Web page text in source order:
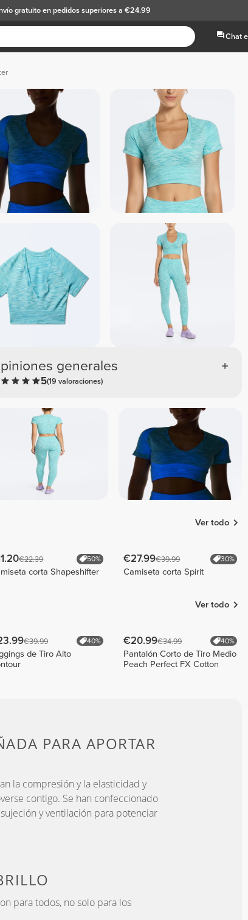
gratuitoen pedidos superiores a €24.99
Chat
generales
5(19 valoraciones)
Ver todo
€22.39 50%
corta Shapeshifter
€27.99€39.99 30%
Camiseta corta Spirit
Ver todo
€39.99 40%
de Tiro Alto
€20.99€34.99 40%
Pantalón Corto de Tiro Medio
Peach Perfect FX Cotton
PARA APORTAR
la compresión y la elasticidad y
contigo. Se han confeccionado
y ventilación para potenciar
para todos, no solo para los